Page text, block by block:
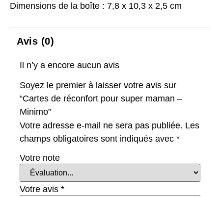
Dimensions de la boîte : 7,8 x 10,3 x 2,5 cm
Avis (0)
Il n’y a encore aucun avis
Soyez le premier à laisser votre avis sur
“Cartes de réconfort pour super maman –
Minimo”
Votre adresse e-mail ne sera pas publiée. Les
champs obligatoires sont indiqués avec *
Votre note
Votre avis *